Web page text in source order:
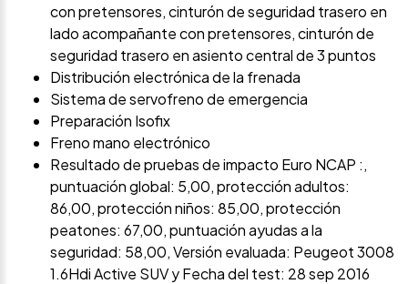
con pretensores, cinturón de seguridad trasero en
lado acompañante con pretensores, cinturón de
seguridad trasero en asiento central de 3 puntos
Distribución electrónica de la frenada
Sistema de servofreno de emergencia
Preparación Isofix
Freno mano electrónico
Resultado de pruebas de impacto Euro NCAP :,
puntuación global: 5,00, protección adultos:
86,00, protección niños: 85,00, protección
peatones: 67,00, puntuación ayudas a la
seguridad: 58,00, Versión evaluada: Peugeot 3008
1.6Hdi Active SUV y Fecha del test: 28 sep 2016